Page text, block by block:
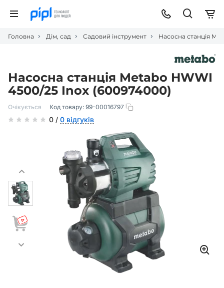
Головна Дім, сад Садовий інструмент Насосна станція
Насосна станція Metabo HWWI
4500/25 Inox (600974000)
Очікується Код товару: 99-00016797
0 / 0 відгуків